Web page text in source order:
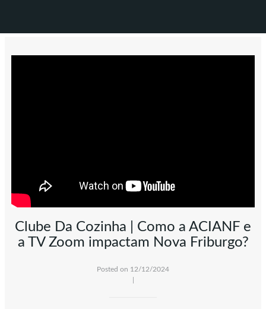
Clube Da Cozinha | Como a ACIANF e
a TV Zoom impactam Nova Friburgo?
Posted on 12/12/2024